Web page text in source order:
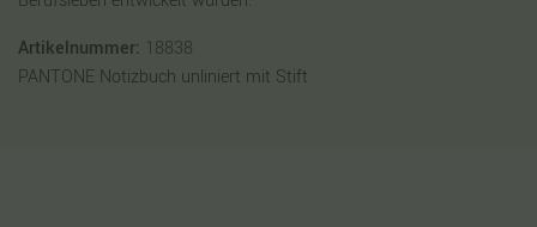
Artikelnummer: 18838
PANTONE Notizbuch unliniert mit Stift